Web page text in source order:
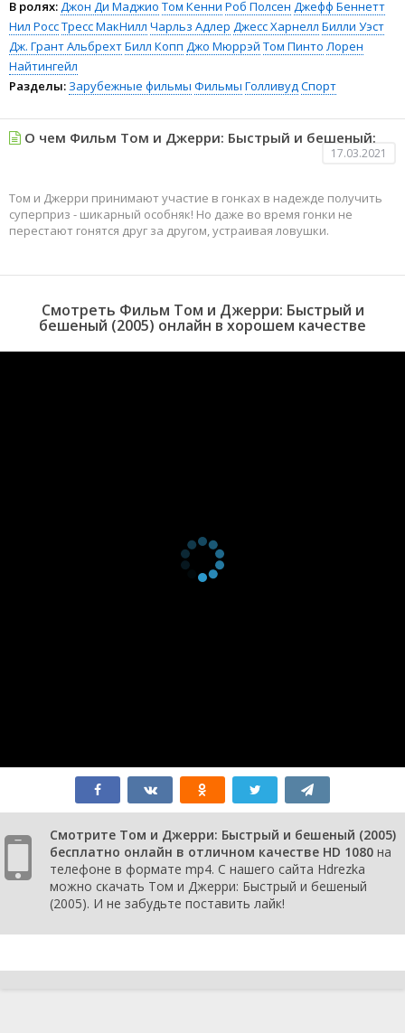
В ролях:Джон Ди Маджио Том Кенни Роб Полсен Джефф Беннетт
Нил РоссТресс МакНилл Чарльз Адлер Джесс Харнелл Билли Уэст
Дж. Грант АльбрехтБилл Копп Джо Мюррэй Том Пинто Лорен
Найтингейл
Разделы: Зарубежные фильмы Фильмы ГолливудСпорт
О чем Фильм Том и Джерри: Быстрый и бешеный:
17.03.2021
Том и Джерри принимают участие в гонках в надежде получить
суперприз - шикарный особняк! Но даже во время гонки не
перестают гонятся друг за другом, устраивая ловушки.
Смотреть Фильм Том и Джерри: Быстрый и
бешеный (2005) онлайн в хорошем качестве
Смотрите Том и Джерри: Быстрый и бешеный (2005)
бесплатно онлайн в отличном качестве HD 1080 на
телефоне в формате mp4. С нашего сайта Hdrezka
можно скачать Том и Джерри: Быстрый и бешеный
(2005). И не забудьте поставить лайк!